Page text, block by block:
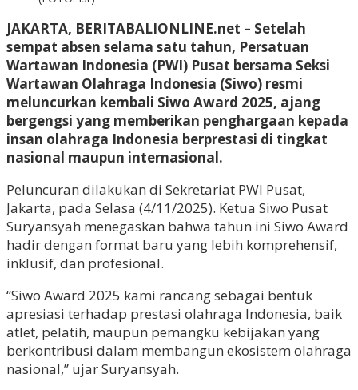
JAKARTA, BERITABALIONLINE.net – Setelah
sempat absen selama satu tahun, Persatuan
Wartawan Indonesia (PWI) Pusat bersama Seksi
Wartawan Olahraga Indonesia (Siwo) resmi
meluncurkan kembali Siwo Award 2025, ajang
bergengsi yang memberikan penghargaan kepada
insan olahraga Indonesia berprestasi di tingkat
nasional maupun internasional.
Peluncuran dilakukan di Sekretariat PWI Pusat,
Jakarta, pada Selasa (4/11/2025). Ketua Siwo Pusat
Suryansyah menegaskan bahwa tahun ini Siwo Award
hadir dengan format baru yang lebih komprehensif,
inklusif, dan profesional.
“Siwo Award 2025 kami rancang sebagai bentuk
apresiasi terhadap prestasi olahraga Indonesia, baik
atlet, pelatih, maupun pemangku kebijakan yang
berkontribusi dalam membangun ekosistem olahraga
nasional,” ujar Suryansyah.